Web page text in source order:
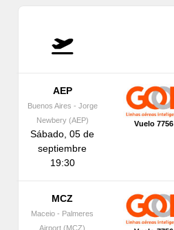
AEP
Buenos Aires - Jorge
Newbery (AEP)
Sábado, 05 de
septiembre
19:30
Vuelo 7756
MCZ
Maceio - Palmeres
Airport (MCZ)